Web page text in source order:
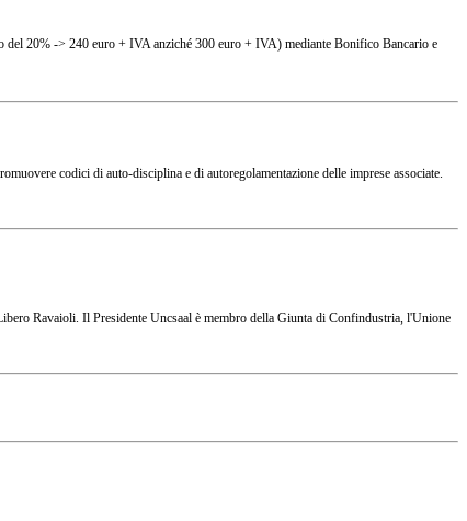
del 20% -> 240 euro + IVA anziché 300 euro + IVA) mediante Bonifico Bancario e
codici di auto-disciplina e di autoregolamentazione delle imprese associate.
Ravaioli. Il Presidente Uncsaal è membro della Giunta di Confindustria, l'Unione